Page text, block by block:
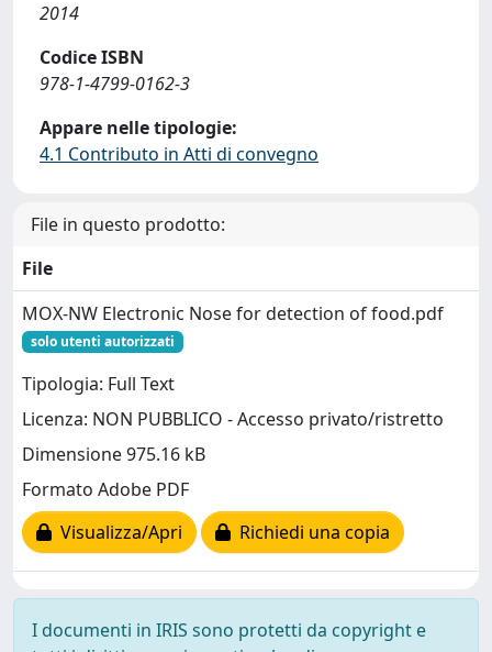
2014
Codice ISBN
978-1-4799-0162-3
Appare nelle tipologie:
4.1 Contributo in Atti di convegno
File in questo prodotto:
File
MOX-NW Electronic Nose for detection of food.pdf
solo utenti autorizzati
Tipologia: Full Text
Licenza: NON PUBBLICO - Accesso privato/ristretto
Dimensione 975.16 kB
Formato Adobe PDF
Visualizza/Apri
Richiedi una copia
I documenti in IRIS sono protetti da copyright e